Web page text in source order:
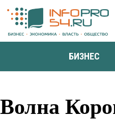
БИЗНЕС
Волна